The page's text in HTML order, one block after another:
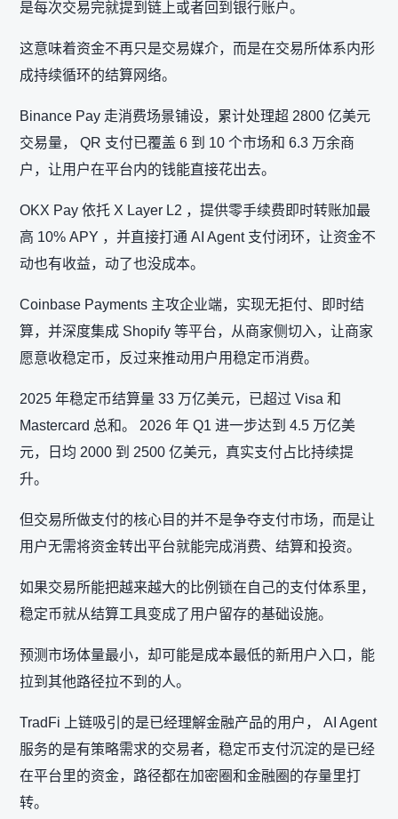
是每次交易完就提到链上或者回到银行账户。
这意味着资金不再只是交易媒介，而是在交易所体系内形
成持续循环的结算网络。
Binance Pay 走消费场景铺设，累计处理超 2800 亿美元
交易量， QR 支付已覆盖 6 到 10 个市场和 6.3 万余商
户，让用户在平台内的钱能直接花出去。
OKX Pay 依托 X Layer L2 ，提供零手续费即时转账加最
高 10% APY ，并直接打通 AI Agent 支付闭环，让资金不
动也有收益，动了也没成本。
Coinbase Payments 主攻企业端，实现无拒付、即时结
算，并深度集成 Shopify 等平台，从商家侧切入，让商家
愿意收稳定币，反过来推动用户用稳定币消费。
2025 年稳定币结算量 33 万亿美元，已超过 Visa 和
Mastercard 总和。 2026 年 Q1 进一步达到 4.5 万亿美
元，日均 2000 到 2500 亿美元，真实支付占比持续提
升。
但交易所做支付的核心目的并不是争夺支付市场，而是让
用户无需将资金转出平台就能完成消费、结算和投资。
如果交易所能把越来越大的比例锁在自己的支付体系里，
稳定币就从结算工具变成了用户留存的基础设施。
预测市场体量最小，却可能是成本最低的新用户入口，能
拉到其他路径拉不到的人。
TradFi 上链吸引的是已经理解金融产品的用户， AI Agent
服务的是有策略需求的交易者，稳定币支付沉淀的是已经
在平台里的资金，路径都在加密圈和金融圈的存量里打
转。